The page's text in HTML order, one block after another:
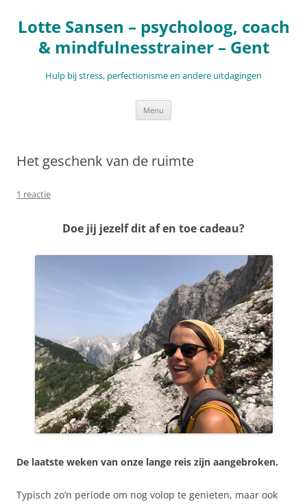
de
inhoud
Lotte Sansen – psycholoog, coach
& mindfulnesstrainer – Gent
Hulp bij stress, perfectionisme en andere uitdagingen
Menu
Het geschenk van de ruimte
1 reactie
Doe jij jezelf dit af en toe cadeau?
De laatste weken van onze lange reis zijn aangebroken.
Typisch zo’n periode om nog volop te genieten, maar ook